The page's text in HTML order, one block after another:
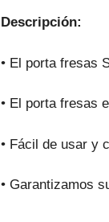
Descripción:
• El porta fresas
• El porta fresas
• Fácil de usar y
• Garantizamos